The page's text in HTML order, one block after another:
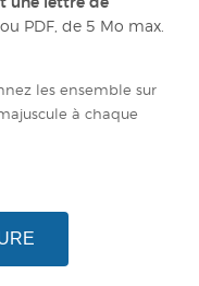
PDF, de 5 Mo max.
les ensemble sur
à chaque